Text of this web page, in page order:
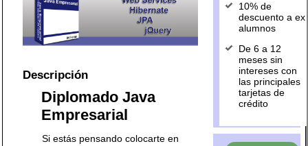
Descripción
Diplomado Java
Empresarial
Si estás pensando colocarte en
10% de
descuento a ex
alumnos
De 6 a 12
meses sin
intereses con
las principales
tarjetas de
crédito